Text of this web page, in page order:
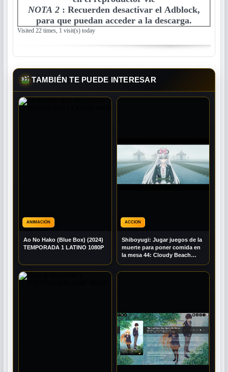
NOTA 2 : Recuerden desactivar el Adblock,
para que puedan acceder a la descarga.
Visited 22 times, 1 visit(s) today
TAMBIÉN TE PUEDE INTERESAR
ANIMACIÓN
Ao No Hako (Blue Box) (2024)
TEMPORADA 1 LATINO 1080P
ACCION
Shiboyugi: Jugar juegos de la
muerte para poner comida en
la mesa 44: Cloudy Beach